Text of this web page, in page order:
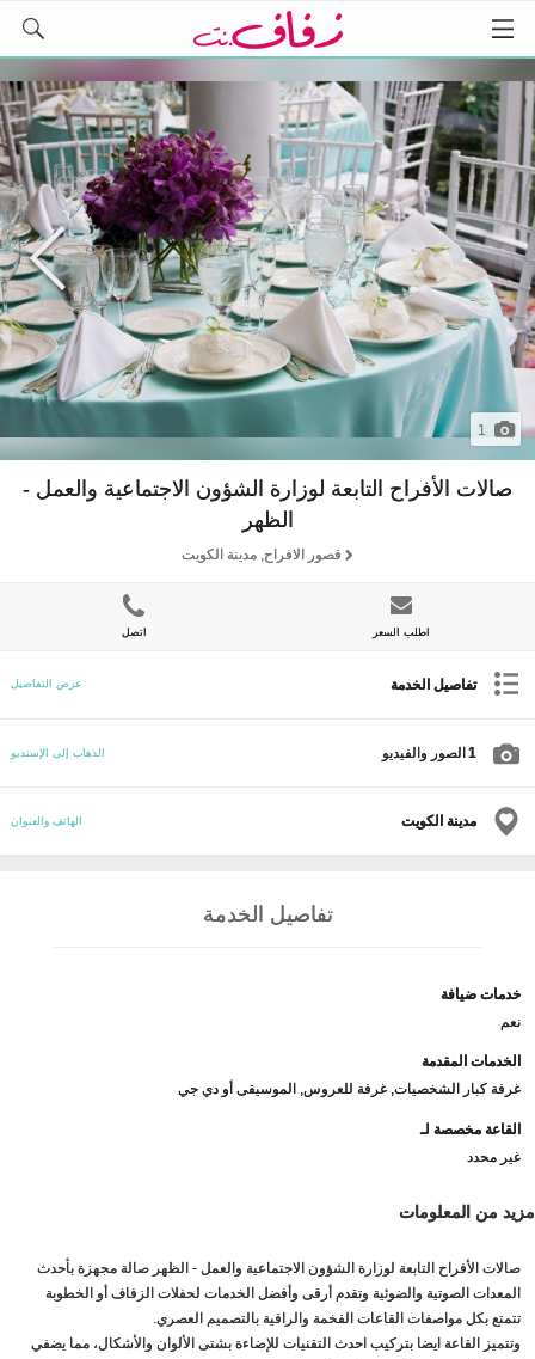
1
صالات الأفراح التابعة لوزارة الشؤون الاجتماعية والعمل -
الظهر
قصور الافراح, مدينة الكويت
اطلب السعر اتصل
تفاصيل الخدمة عرض التفاصيل
1 الصور والفيديو الذهاب إلى الإستديو
مدينة الكويت الهاتف والعنوان
تفاصيل الخدمة
خدمات ضيافة
نعم
الخدمات المقدمة
غرفة كبار الشخصيات, غرفة للعروس, الموسيقى أو دي جي
القاعة مخصصة لـ
غير محدد
مزيد من المعلومات
صالات الأفراح التابعة لوزارة الشؤون الاجتماعية والعمل - الظهر صالة مجهزة بأحدث
المعدات الصوتية والضوئية وتقدم أرقى وأفضل الخدمات لحفلات الزفاف أو الخطوبة
تتمتع بكل مواصفات القاعات الفخمة والراقية بالتصميم العصري.
وتتميز القاعة ايضا بتركيب احدث التقنيات للإضاءة بشتى الألوان والأشكال، مما يضفي